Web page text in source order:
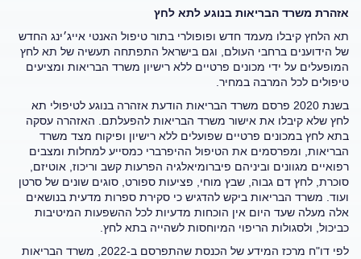
אזהרת משרד הבריאות בנוגע לתא לחץ
תא הלחץ קיבלו מעמד חדש ופופולרי בתור טיפול האנטי אייג׳ינג החדש
של הידוענים ברחבי העולם, וגם בישראל התפתחה תעשיה של תא לחץ
המופעלים על ידי מכונים פרטיים ללא רישיון משרד הבריאות ומציעים
טיפולים לכל המרבה במחיר.
בשנת 2020 פרסם משרד הבריאות הודעת אזהרה בנוגע לטיפולי תא
לחץ שלא קיבלו את אישור משרד הבריאות להפעלתם. האזהרה עסקה
בתא לחץ במכונים פרטיים שפועלים ללא רישיון ופיקוח מצד משרד
הבריאות, ומפרסמים את הטיפול ההיפרברי כמסייע למחלות ומצבים
רפואיים מגוונים וביניהם פיברומיאלגיה הפרעות קשב וריכוז, אוטיזם,
סוכרת, לחץ דם גבוה, שבץ מוחי, פציעות ספורט, סוגים שונים של סרטן
ועוד. משרד הבריאות ביקש להדגיש כי סקירת ספרות מדעית בנושאים
אלה מעלה שעד היום אין הוכחות מדעיות לכל ההשפעות המיטיבות
כביכול, ולסגולות הריפוי המיוחסות לשהייה בתא לחץ.
לפי דו"ח מרכז המידע של הכנסת שהתפרסם ב-2022, משרד הבריאות